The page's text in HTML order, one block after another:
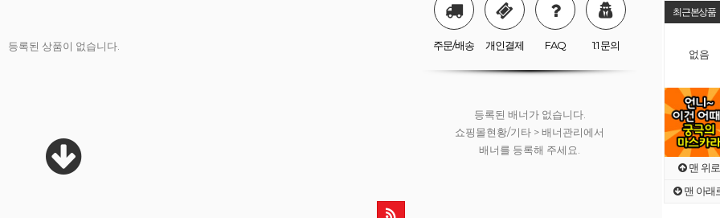
최근본상품
없음
맨 위로
맨 아래
등록된 상품이 없습니다. 주문/배송 개인결제 FAQ 1:1 문의
등록된 배너가 없습니다.
쇼핑몰현황/기타 > 배너관리에서
배너를 등록해 주세요.
등록된 배너가 없습니다.
쇼핑몰현황/기타 > 배너관리에서
배너를 등록해 주세요.